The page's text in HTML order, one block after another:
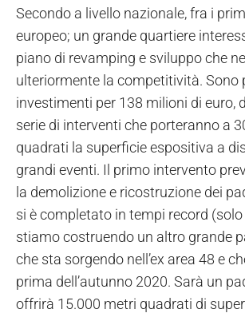
Secondo a livello nazionale, fra i
europeo; un grande quartiere
piano di revamping e sviluppo che
ulteriormente la competitività. Sono
investimenti per 138 milioni di euro,
serie di interventi che porteranno a
quadrati la superficie espositiva a
grandi eventi. Il primo intervento
la demolizione e ricostruzione dei
si è completato in tempi record
stiamo costruendo un altro grande
che sta sorgendo nell’ex area 48 e
prima dell’autunno 2020. Sarà un
offrirà 15.000 metri quadrati di